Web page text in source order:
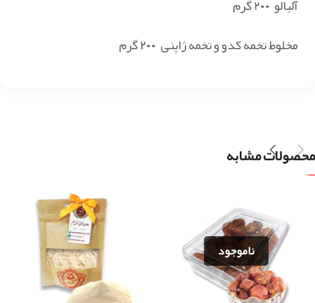
آلبالو ۲۰۰ گرم
مخلوط تخمه کدو و تخمه ژاپنی ۲۰۰ گرم
محصولات مشابه